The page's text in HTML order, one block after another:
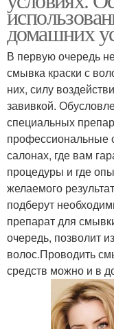
домашних
В первую очередь
смывка краски с
них, силу
завивкой.
специальных
профессиональные
салонах, где вам
процедуры и где
желаемого
подберут
препарат для
очередь, позволит
волос.Проводить
средств можно и в